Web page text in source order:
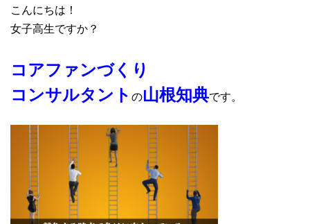
こんにちは！
女子高生ですか？
コアファンづくり
コンサルタント の山根知典です。